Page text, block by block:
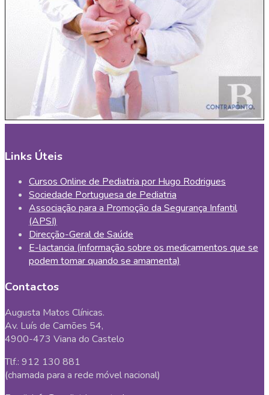
Links Úteis
Cursos Online de Pediatria por Hugo Rodrigues
Sociedade Portuguesa de Pediatria
Associação para a Promoção da Segurança Infantil
(APSI)
Direcção-Geral de Saúde
E-lactancia (informação sobre os medicamentos que se
podem tomar quando se amamenta)
Contactos
Augusta Matos Clínicas.
Av. Luís de Camões 54,
4900-473 Viana do Castelo
Tlf.: 912 130 881
(chamada para a rede móvel nacional)